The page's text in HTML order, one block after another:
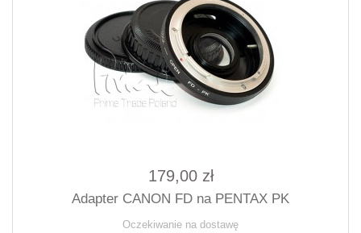
179,00 zł
Adapter CANON FD na PENTAX PK
Oczekiwanie na dostawę